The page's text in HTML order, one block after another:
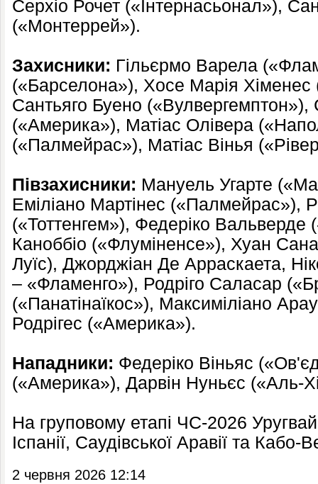
Серхіо Рочет («Інтернасьонал»),
(«Монтеррей»).
Захисники: Гільєрмо Варела
(«Барселона»), Хосе Марія
Сантьяго Буено («Вулвергемптон»),
(«Америка»), Матіас Олівера
(«Палмейрас»), Матіас Вінья
Півзахисники: Мануель Угарте
Еміліано Мартінес («Палмейрас»),
(«Тоттенгем»), Федеріко Вальверде
Каноббіо («Флуміненсе»), Хуан
Луїс), Джорджіан Де Арраскаета,
– «Фламенго»), Родріго Саласар
(«Панатінаїкос»), Максиміліано
Родрігес («Америка»).
Нападники: Федеріко Віньяс
(«Америка»), Дарвін Нуньєс («Аль-
На груповому етапі ЧС-2026 Уругвай
Іспанії, Саудівської Аравії та Кабо-
2 червня 2026 12:14